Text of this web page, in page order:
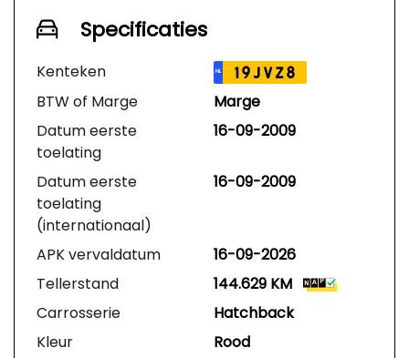
Specificaties
Kenteken NL 19JVZ8
BTW of Marge
Marge
Datum eerste
toelating
16-09-2009
Datum eerste
toelating
(internationaal)
16-09-2009
APK vervaldatum
16-09-2026
Tellerstand
144.629 KM
Carrosserie
Hatchback
Kleur
Rood